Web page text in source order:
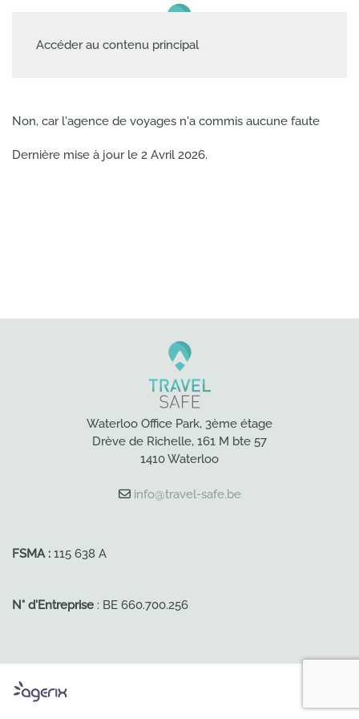
Accéder au contenu principal
Non, car l'agence de voyages n'a commis aucune faute
Dernière mise à jour le 2 Avril 2026.
Waterloo Office Park, 3ème étage
Drève de Richelle, 161 M bte 57
1410 Waterloo
info@travel-safe.be
FSMA : 115 638 A
N° d'Entreprise : BE 660.700.256